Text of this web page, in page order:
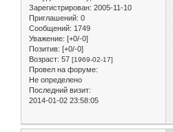
Зарегистрирован: 2005-11-10
Приглашений: 0
Сообщений: 1749
Уважение: [+0/-0]
Позитив: [+0/-0]
Возраст: 57 [1969-02-17]
Провел на форуме:
Не определено
Последний визит:
2014-01-02 23:58:05